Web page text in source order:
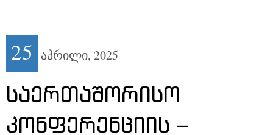
25 აპრილი, 2025
ᲡᲐᲔᲠᲗᲐᲨᲝᲠᲘᲡᲝ
ᲙᲝᲜᲤᲔᲠᲔᲜᲪᲘᲘᲡ –